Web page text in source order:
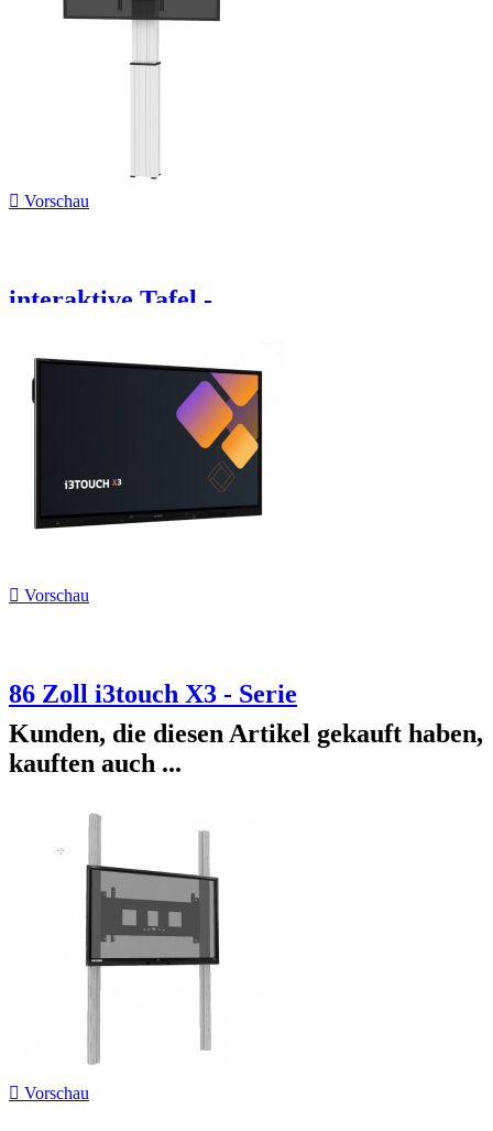
 Vorschau
interaktive Tafel -...
 Vorschau
86 Zoll i3touch X3 - Serie
Kunden, die diesen Artikel gekauft haben,
kauften auch ...
 Vorschau